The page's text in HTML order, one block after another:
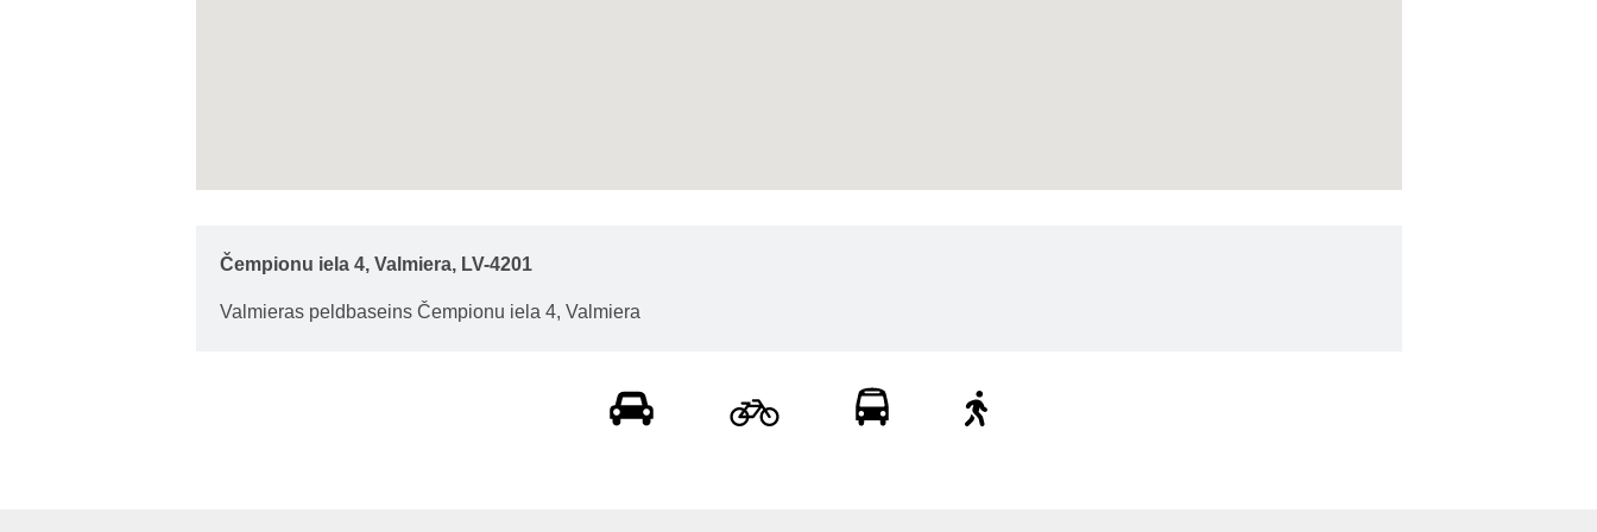
Čempionu iela 4, Valmiera, LV-4201
Valmieras peldbaseins Čempionu iela 4, Valmiera